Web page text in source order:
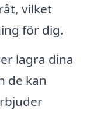
vilket
för dig.
lagra dina
de kan